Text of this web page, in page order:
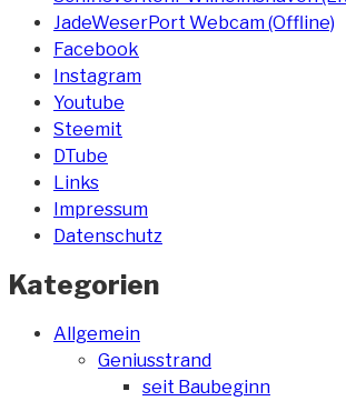
JadeWeserPort Webcam (Offline)
Facebook
Instagram
Youtube
Steemit
DTube
Links
Impressum
Datenschutz
Kategorien
Allgemein
Geniusstrand
seit Baubeginn